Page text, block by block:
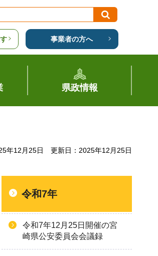
事業者の方へ
県政情報
年12月25日 更新日：2025年12月25日
令和7年
令和7年12月25日開催の宮
崎県公安委員会会議録